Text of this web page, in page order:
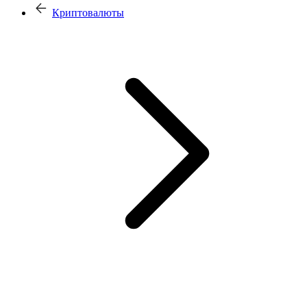
Криптовалюты